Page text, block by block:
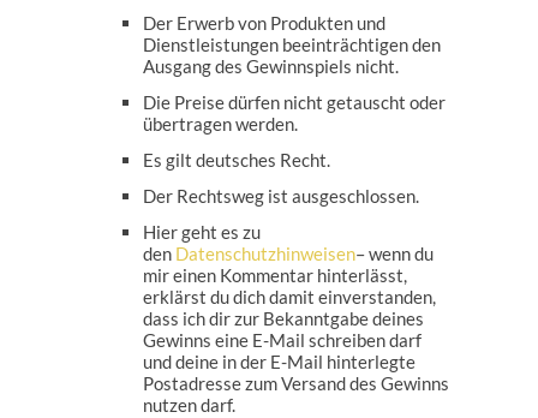
Der Erwerb von Produkten und
Dienstleistungen beeinträchtigen den
Ausgang des Gewinnspiels nicht.
Die Preise dürfen nicht getauscht oder
übertragen werden.
Es gilt deutsches Recht.
Der Rechtsweg ist ausgeschlossen.
Hier geht es zu
den Datenschutzhinweisen– wenn du
mir einen Kommentar hinterlässt,
erklärst du dich damit einverstanden,
dass ich dir zur Bekanntgabe deines
Gewinns eine E-Mail schreiben darf
und deine in der E-Mail hinterlegte
Postadresse zum Versand des Gewinns
nutzen darf.